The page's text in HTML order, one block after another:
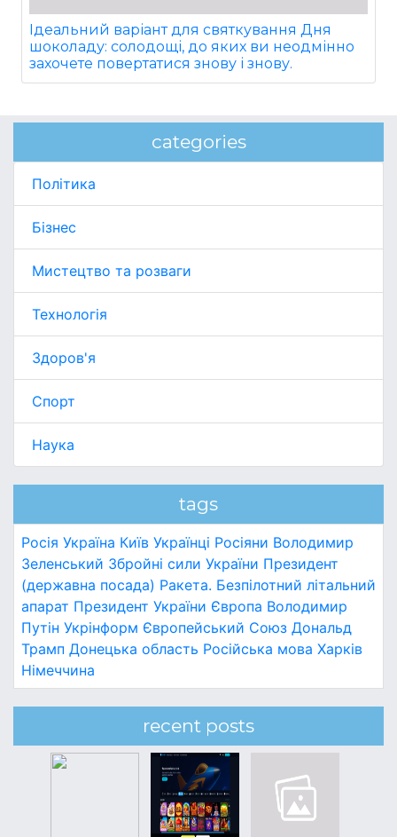
Ідеальний варіант для святкування Дня
шоколаду: солодощі, до яких ви неодмінно
захочете повертатися знову і знову.
categories
Політика
Бізнес
Мистецтво та розваги
Технологія
Здоров'я
Спорт
Наука
tags
Росія Україна Київ Українці Росіяни Володимир
Зеленський Збройні сили України Президент
(державна посада) Ракета. Безпілотний літальний
апарат Президент України Європа Володимир
Путін Укрінформ Європейський Союз Дональд
Трамп Донецька область Російська мова Харків
Німеччина
recent posts